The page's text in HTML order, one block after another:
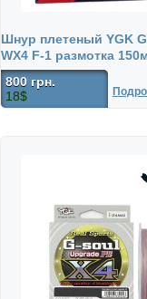
Шнур плетеный YGK
WX4 F-1 размотка
800 грн.
18$